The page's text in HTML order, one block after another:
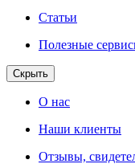
Статьи
Полезные
Скрыть
О нас
Наши клиенты
Отзывы,